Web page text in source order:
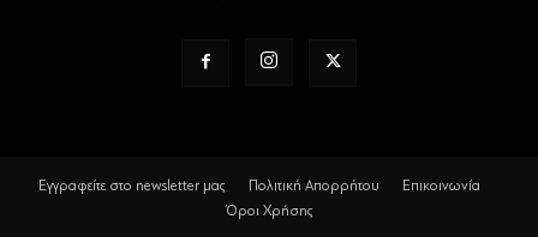
Εγγραφείτε στο newsletter μας Πολιτική Απορρήτου
Επικοινωνία
Όροι Χρήσης